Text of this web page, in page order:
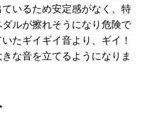
いるため安定感がなく、特
ルが擦れそうになり危険で
たギイギイ音より、ギイ！
な音を立てるようになりま